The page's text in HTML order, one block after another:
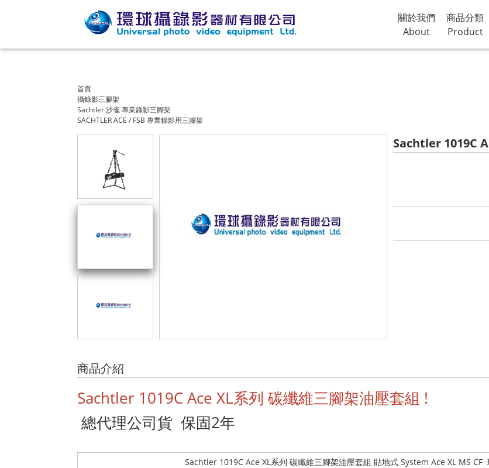
關於我們
About
商品分類
Product
首頁
攝錄影三腳架
Sachtler 沙雀 專業錄影三腳架
SACHTLER ACE / FSB 專業錄影用三腳架
Sachtler 1019C
商品介紹
Sachtler 1019C Ace XL系列 碳纖維三腳架油壓套組 !
總代理公司貨 保固2年
Sachtler 1019C Ace XL系列 碳纖維三腳架油壓套組 貼地式 System Ace XL MS CF